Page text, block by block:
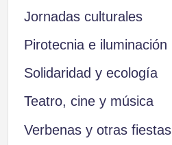
Jornadas culturales
Pirotecnia e iluminación
Solidaridad y ecología
Teatro, cine y música
Verbenas y otras fiestas